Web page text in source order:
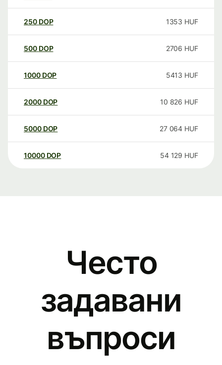
250 DOP 1353 HUF
500 DOP 2706 HUF
1000 DOP 5413 HUF
2000 DOP 10 826 HUF
5000 DOP 27 064 HUF
10000 DOP 54 129 HUF
Често
задавани
въпроси